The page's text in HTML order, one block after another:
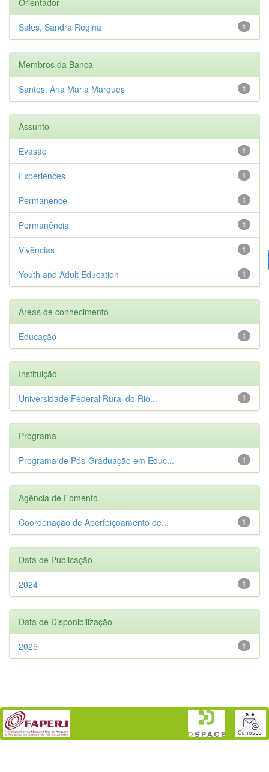
1
Sales, Sandra Regina
Membros da Banca
1
Santos, Ana Maria Marques
Assunto
1
Evasão
1
Experiences
1
Permanence
1
Permanência
1
Vivências
1
Youth and Adult Education
Áreas de conhecimento
1
Educação
Instituição
1
Universidade Federal Rural do Rio...
Programa
1
Programa de Pós-Graduação em Educ...
Agência de Fomento
1
Coordenação de Aperfeiçoamento de...
Data de Publicação
1
2024
Data de Disponibilização
1
2025